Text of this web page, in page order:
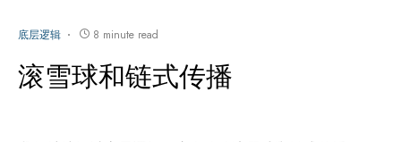
底层逻辑 8 minute read
滚雪球和链式传播